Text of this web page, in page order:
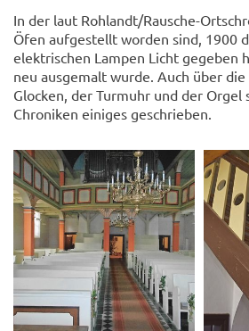
In der laut Rohlandt/Rausche-
Öfen aufgestellt worden sind, 1900
elektrischen Lampen Licht gegeben
neu ausgemalt wurde. Auch über
Glocken, der Turmuhr und der Orgel
Chroniken einiges geschrieben.